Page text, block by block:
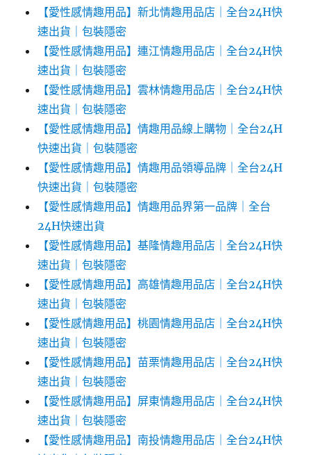
【愛性感情趣用品】新北情趣用品店｜全台24H快
速出貨｜包裝隱密
【愛性感情趣用品】連江情趣用品店｜全台24H快
速出貨｜包裝隱密
【愛性感情趣用品】雲林情趣用品店｜全台24H快
速出貨｜包裝隱密
【愛性感情趣用品】情趣用品線上購物｜全台24H
快速出貨｜包裝隱密
【愛性感情趣用品】情趣用品領導品牌｜全台24H
快速出貨｜包裝隱密
【愛性感情趣用品】情趣用品界第一品牌｜全台
24H快速出貨
【愛性感情趣用品】基隆情趣用品店｜全台24H快
速出貨｜包裝隱密
【愛性感情趣用品】高雄情趣用品店｜全台24H快
速出貨｜包裝隱密
【愛性感情趣用品】桃園情趣用品店｜全台24H快
速出貨｜包裝隱密
【愛性感情趣用品】苗栗情趣用品店｜全台24H快
速出貨｜包裝隱密
【愛性感情趣用品】屏東情趣用品店｜全台24H快
速出貨｜包裝隱密
【愛性感情趣用品】南投情趣用品店｜全台24H快